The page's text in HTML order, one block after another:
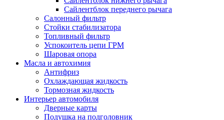
Сайлентблок переднего рычага
Салонный фильтр
Стойки стабилизатора
Топливный фильтр
Успокоитель цепи ГРМ
Шаровая опора
Масла и автохимия
Антифриз
Охлаждающая жидкость
Тормозная жидкость
Интерьер автомобиля
Дверные карты
Подушка на подголовник